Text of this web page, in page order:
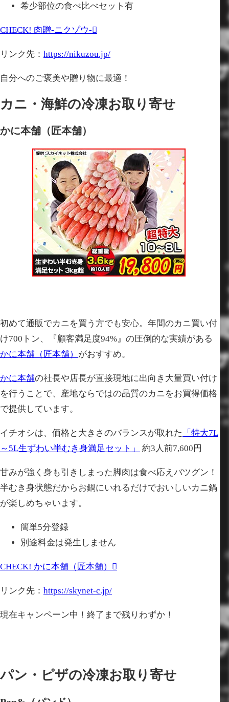
希少部位の食べ比べセット有
CHECK! 肉贈-ニクゾウ-
リンク先： https://nikuzou.jp/
自分へのご褒美や贈り物に最適！
カニ・海鮮の冷凍お取り寄せ
かに本舗（匠本舗）
初めて通販でカニを買う方でも安心。年間のカニ買い付
け700トン、『顧客満足度94%』の圧倒的な実績がある
かに本舗（匠本舗） がおすすめ。
かに本舗の社長や店長が直接現地に出向き大量買い付け
を行うことで、産地ならではの品質のカニをお買得価格
で提供しています。
イチオシは、価格と大きさのバランスが取れた
「特大7L
～5L生ずわい半むき身満足セット」
約3人前7,600円
甘みが強く身も引きしまった脚肉は食べ応えバツグン！
半むき身状態だからお鍋にいれるだけでおいしいカニ鍋
が楽しめちゃいます。
簡単5分登録
別途料金は発生しません
CHECK! かに本舗（匠本舗）
リンク先： https://skynet-c.jp/
現在キャンペーン中！終了まで残りわずか！
パン・ピザの冷凍お取り寄せ